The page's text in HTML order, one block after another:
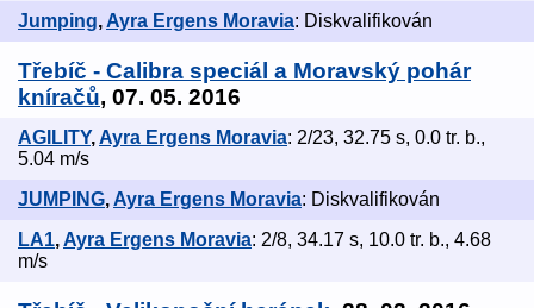
Jumping, Ayra Ergens Moravia: Diskvalifikován
Třebíč - Calibra speciál a Moravský pohár
kníračů, 07. 05. 2016
AGILITY,Ayra Ergens Moravia: 2/23, 32.75 s, 0.0 tr. b.,
5.04 m/s
JUMPING, Ayra Ergens Moravia: Diskvalifikován
LA1,Ayra Ergens Moravia: 2/8, 34.17 s, 10.0 tr. b., 4.68
m/s